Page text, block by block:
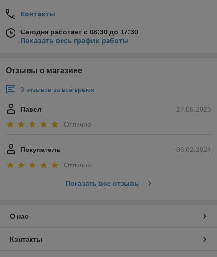
Контакты
Сегодня работает с 08:30 до 17:30
Показать весь график работы
Отзывы о магазине
3 отзывов за всё время
27.06.2025
Павел
Отлично
06.02.2024
Покупатель
Отлично
Показать все отзывы
О нас
Контакты